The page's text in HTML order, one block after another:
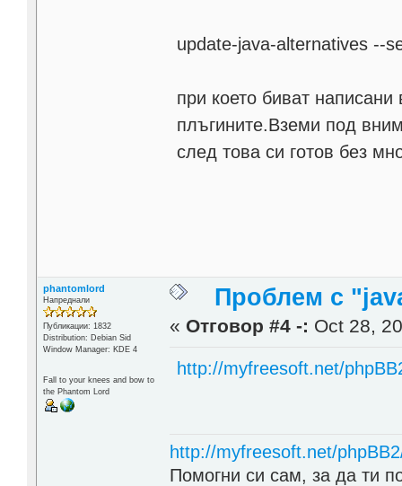
update-java-alternatives --
при което биват
плъгините.Вземи под
след това си готов без
phantomlord
Напреднали
Публикации: 1832
Distribution: Debian Sid
Window Manager: KDE 4
Fall to your knees and bow to
the Phantom Lord
Проблем с
« Отговор #4 -: Oct 28,
http://myfreesoft.net/
http://myfreesoft.net/
Помогни си сам, за да ти